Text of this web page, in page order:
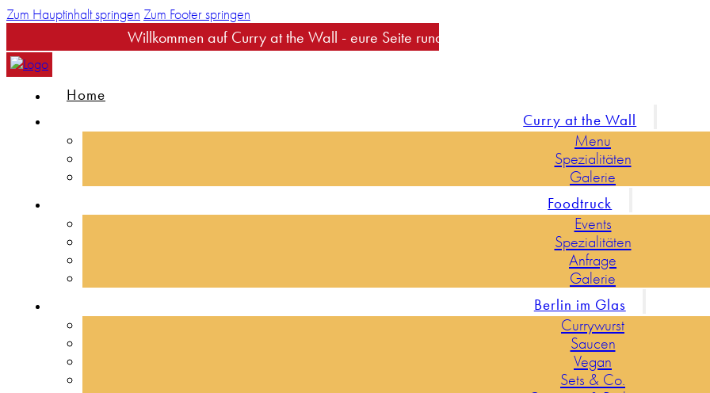
Zum Hauptinhalt springen Zum Footer springen
Willkommen auf Curry at the Wall - eure Seite rund um die Currywurst
Home
Curry at the Wall
Menu
Spezialitäten
Galerie
Foodtruck
Events
Spezialitäten
Anfrage
Galerie
Berlin im Glas
Currywurst
Saucen
Vegan
Sets & Co.